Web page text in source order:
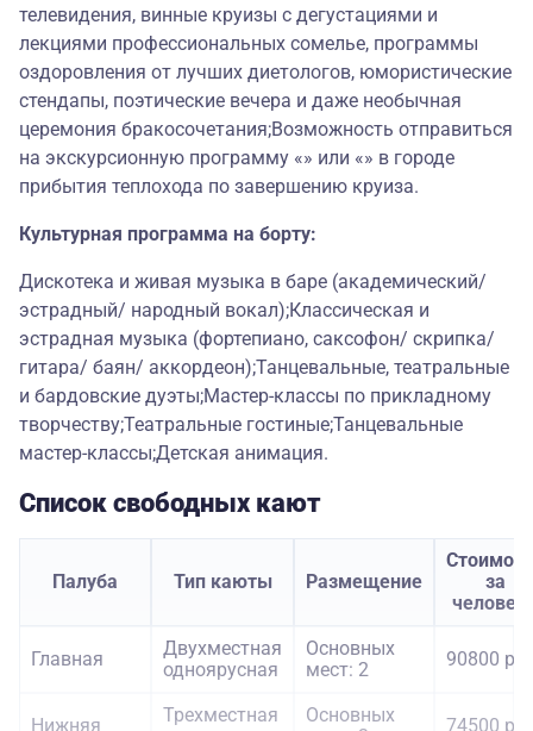
телевидения, винные круизы с дегустациями и
лекциями профессиональных сомелье, программы
оздоровления от лучших диетологов, юмористические
стендапы, поэтические вечера и даже необычная
церемония бракосочетания;Возможность отправиться
на экскурсионную программу «» или «» в городе
прибытия теплохода по завершению круиза.
Культурная программа на борту:
Дискотека и живая музыка в баре (академический/
эстрадный/ народный вокал);Классическая и
эстрадная музыка (фортепиано, саксофон/ скрипка/
гитара/ баян/ аккордеон);Танцевальные, театральные
и бардовские дуэты;Мастер-классы по прикладному
творчеству;Театральные гостиные;Танцевальные
мастер-классы;Детская анимация.
Список свободных кают
Палуба Тип каюты Размещение
за
Главная
Двухместная
одноярусная
Основных
мест: 2
90800
Нижняя
Трехместная
Основных
74500